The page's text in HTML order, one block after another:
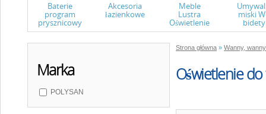
Baterie
program
prysznicowy
Akcesoria
łazienkowe
Meble
Lustra
Oświetlenie
miski
bidety
Strona główna » Wanny,
Oświetlenie
Marka
POLYSAN